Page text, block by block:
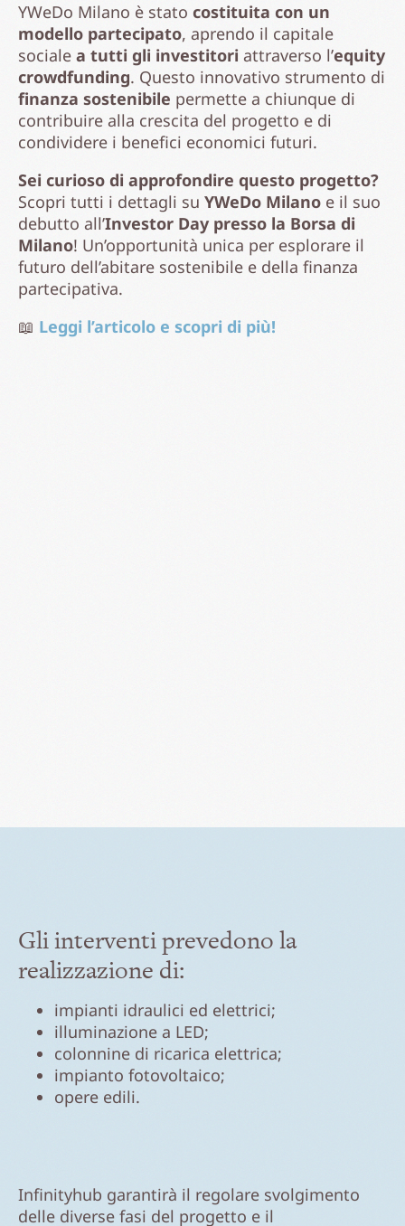
YWeDo Milano è stato costituita con un
modello partecipato, aprendo il capitale
sociale a tutti gli investitori attraverso l’equity
crowdfunding. Questo innovativo strumento di
finanza sostenibile permette a chiunque di
contribuire alla crescita del progetto e di
condividere i benefici economici futuri.
Sei curioso di approfondire questo progetto?
Scopri tutti i dettagli su YWeDo Milano e il suo
debutto all’Investor Day presso la Borsa di
Milano! Un’opportunità unica per esplorare il
futuro dell’abitare sostenibile e della finanza
partecipativa.
📖 Leggi l’articolo e scopri di più!
Gli interventi prevedono la
realizzazione di:
impianti idraulici ed elettrici;
illuminazione a LED;
colonnine di ricarica elettrica;
impianto fotovoltaico;
opere edili.
Infinityhub garantirà il regolare svolgimento
delle diverse fasi del progetto e il